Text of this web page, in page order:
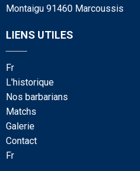
Montaigu 91460 Marcoussis
LIENS UTILES
fr
l'historique
nos barbarians
matchs
galerie
contact
fr